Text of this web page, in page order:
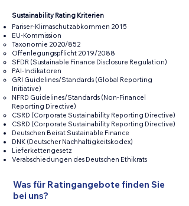
Sustainability Rating Kriterien
Pariser-Klimaschutzabkommen 2015
EU-Kommission
Taxonomie 2020/852
Offenlegungspflicht 2019/2088
SFDR (Sustainable Finance Disclosure Regulation)
PAI-Indikatoren
GRI Guidelines/Standards (Global Reporting
Initiative)
NFRD Guidelines/Standards (Non-Financel
Reporting Directive)
CSRD (Corporate Sustainability Reporting Directive)
CSRD (Corporate Sustainability Reporting Directive)
Deutschen Beirat Sustainable Finance
DNK (Deutscher Nachhaltigkeitskodex)
Lieferkettengesetz
Verabschiedungen des Deutschen Ethikrats
Was für Ratingangebote finden Sie
bei uns?